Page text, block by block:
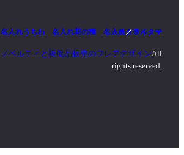
名入れうちわ 名入れ花の種 名入れタオル
マッチ／ライター
ノベルティと販促品販売のフレアデザインAll
rights reserved.